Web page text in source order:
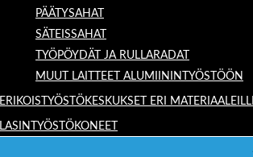
PÄÄTYSAHAT
SÄTEISSAHAT
TYÖPÖYDÄT JA RULLARADAT
MUUT LAITTEET ALUMIININTYÖSTÖÖN
ERIKOISTYÖSTÖKESKUKSET ERI
LASINTYÖSTÖKONEET